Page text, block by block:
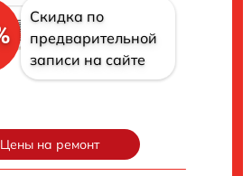
Скидка по
предварительной
записи на сайте
Цены на ремонт